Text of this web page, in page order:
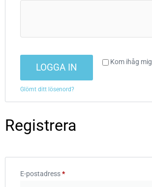
Kom ihåg mig
LOGGA IN
Glömt ditt lösenord?
Registrera
E-postadress*